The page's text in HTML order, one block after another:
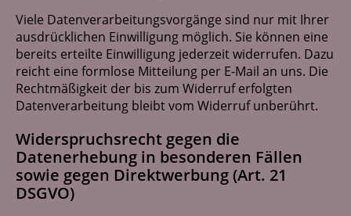
Viele Datenverarbeitungsvorgänge sind nur mit Ihrer
ausdrücklichen Einwilligung möglich. Sie können eine
bereits erteilte Einwilligung jederzeit widerrufen. Dazu
reicht eine formlose Mitteilung per E-Mail an uns. Die
Rechtmäßigkeit der bis zum Widerruf erfolgten
Datenverarbeitung bleibt vom Widerruf unberührt.
Widerspruchsrecht gegen die
Datenerhebung in besonderen Fällen
sowie gegen Direktwerbung (Art. 21
DSGVO)